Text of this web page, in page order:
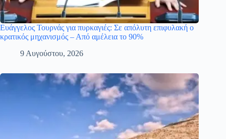
Ευάγγελος Τουρνάς για πυρκαγιές: Σε απόλυτη επιφυλακή ο
κρατικός μηχανισμός – Από αμέλεια το 90%
9 Αυγούστου, 2026